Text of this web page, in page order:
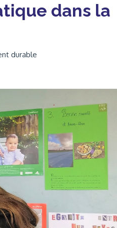
dans la
durable